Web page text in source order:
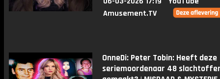
Amusement.TV
OnneDi: Peter Tobin: Heeft deze
seriemoordenaar 48